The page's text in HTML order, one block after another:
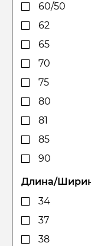
60/50
62
65
70
75
80
81
85
90
102
110,4
112,5
113
Длина/
34
37
38